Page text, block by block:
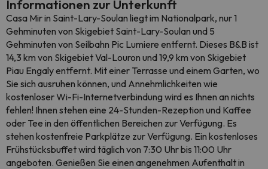
Informationen zur Unterkunft
Casa Mir in Saint-Lary-Soulan liegt im Nationalpark, nur 1
Gehminuten von Skigebiet Saint-Lary-Soulan und 5
Gehminuten von Seilbahn Pic Lumiere entfernt. Dieses B&B ist
14,3 km von Skigebiet Val-Louron und 19,9 km von Skigebiet
Piau Engaly entfernt. Mit einer Terrasse und einem Garten, wo
Sie sich ausruhen können, und Annehmlichkeiten wie
kostenloser Wi-Fi-Internetverbindung wird es Ihnen an nichts
fehlen! Ihnen stehen eine 24-Stunden-Rezeption und Kaffee
oder Tee in den öffentlichen Bereichen zur Verfügung. Es
stehen kostenfreie Parkplätze zur Verfügung. Ein kostenloses
Frühstücksbuffet wird täglich von 7:30 Uhr bis 11:00 Uhr
angeboten. Genießen Sie einen angenehmen Aufenthalt in